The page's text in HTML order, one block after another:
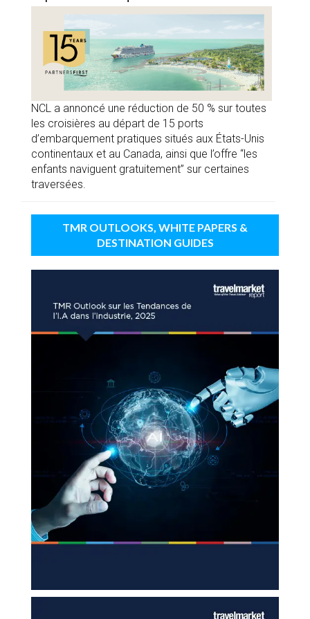
NCL a annoncé une réduction de 50 % sur toutes
les croisières au départ de 15 ports
d’embarquement pratiques situés aux États-Unis
continentaux et au Canada, ainsi que l’offre “les
enfants naviguent gratuitement” sur certaines
traversées.
TMR OUTLOOKS, WHITE PAPERS &
DESTINATION GUIDES